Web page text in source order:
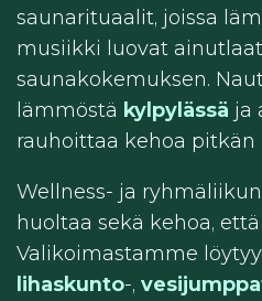
saunarituaalit, joissa
musiikki luovat
saunakokemuksen.
lämmöstä kylpylässä ja
rauhoittaa kehoa pitkän
Wellness- ja
huoltaa sekä kehoa,
Valikoimastamme löytyy
lihaskunto-,